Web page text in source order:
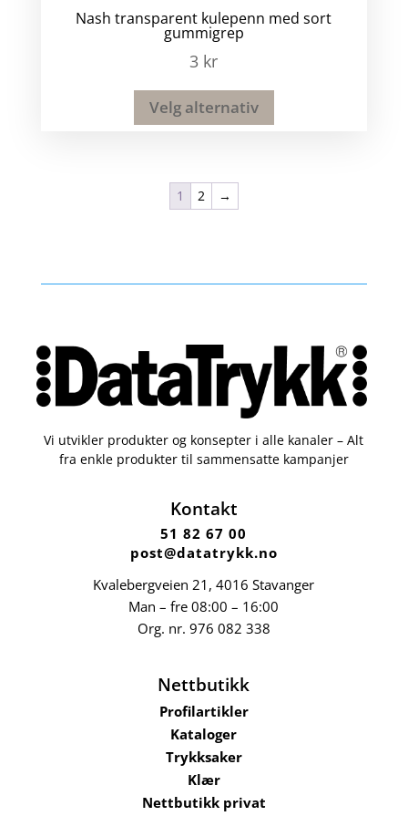
Nash transparent kulepenn med sort
gummigrep
3 kr
Velg alternativ
1 2 →
Vi utvikler produkter og konsepter i alle kanaler – Alt
fra enkle produkter til sammensatte kampanjer
Kontakt
51 82 67 00
post@datatrykk.no
Kvalebergveien 21 , 4016 Stavanger
Man – fre 08:00 – 16:00
Org. nr. 976 082 338
Nettbutikk
Profilartikler
Kataloger
Trykksaker
Klær
Nettbutikk privat